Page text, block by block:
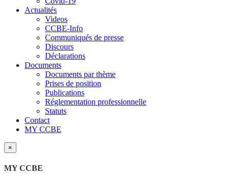
Actualités
Videos
CCBE-Info
Communiqués de presse
Discours
Déclarations
Documents
Documents par thème
Prises de position
Publications
Réglementation professionnelle
Statuts
Contact
MY CCBE
×
MY CCBE